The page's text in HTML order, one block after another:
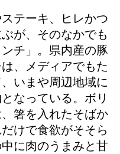
テーキ、ヒレかつ
が、そのなかでも
チ」。県内産の豚
、メディアでもた
いまや周辺地域に
なっている。ボリ
箸を入れたそばか
けで食欲がそそら
に肉のうまみと甘